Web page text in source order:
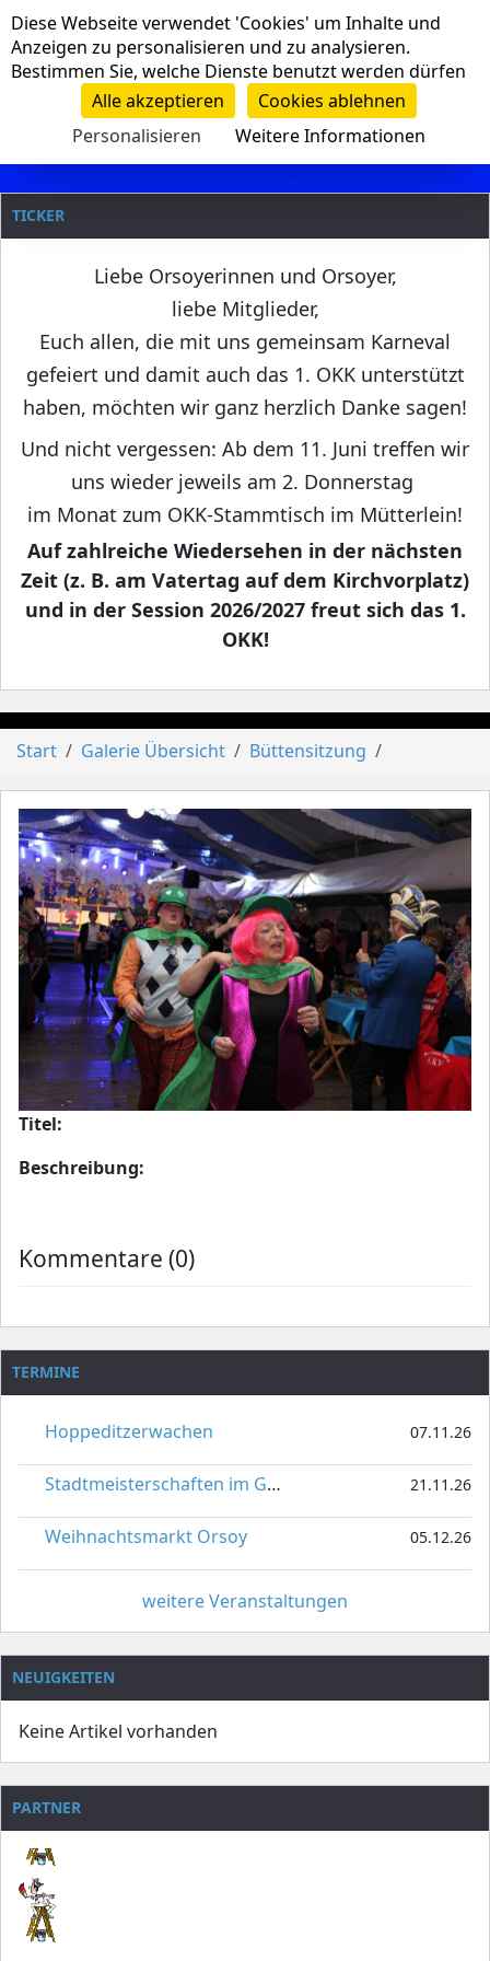
Navigation
Clanname
TICKER
Liebe Orsoyerinnen und Orsoyer,
liebe Mitglieder,
Euch allen, die mit uns gemeinsam Karneval
gefeiert und damit auch das 1. OKK unterstützt
haben, möchten wir ganz herzlich Danke sagen!
Und nicht vergessen: Ab dem 11. Juni treffen wir
uns wieder jeweils am 2. Donnerstag
im Monat zum OKK-Stammtisch im Mütterlein!
Auf zahlreiche Wiedersehen in der nächsten
Zeit (z. B. am Vatertag auf dem Kirchvorplatz)
und in der Session 2026/2027 freut sich das 1.
OKK!
Start Galerie Übersicht Büttensitzung
Titel:
Beschreibung:
Kommentare (0)
TERMINE
Hoppeditzerwachen 07.11.26
Stadtmeisterschaften im Gardetanz 21.11.26
Weihnachtsmarkt Orsoy 05.12.26
weitere Veranstaltungen
NEUIGKEITEN
Keine Artikel vorhanden
PARTNER
Cookie-Einstellungen
Diese Webseite verwendet 'Cookies' um Inhalte und
Anzeigen zu personalisieren und zu analysieren.
Bestimmen Sie, welche Dienste benutzt werden dürfen
Alle akzeptieren
Cookies ablehnen
Personalisieren
Weitere Informationen